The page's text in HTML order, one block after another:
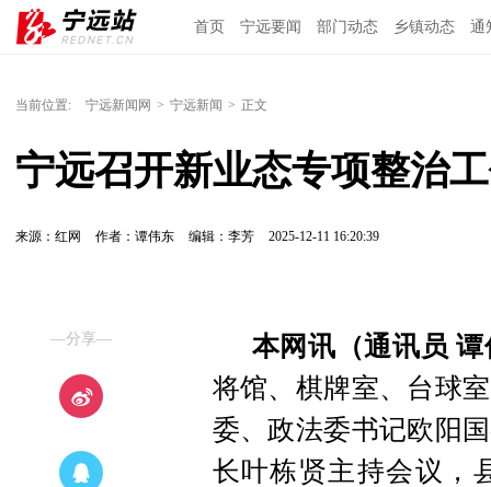
首页 宁远要闻 部门动态 乡镇动态 通
当前位置: 宁远新闻网 > 宁远新闻 > 正文
宁远召开新业态专项整治
来源：红网 作者：谭伟东 编辑：李芳 2025-12-11 16:20:39
—分享—
本网讯（通讯员
将馆、棋牌室、台球
委、政法委书记欧阳
长叶栋贤主持会议，